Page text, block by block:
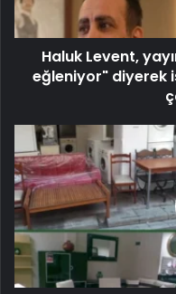
Haluk Levent,
eğleniyor" diyerek